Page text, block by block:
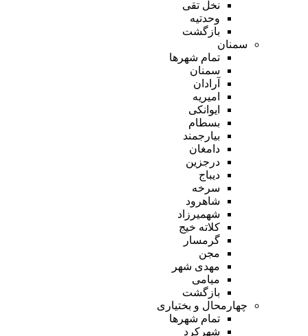
نخل تقی
وحدتیه
بازگشت
سمنان
تمام شهر‌ها
سمنان
آرادان
امیریه
ایوانکی
بسطام
بیارجمند
دامغان
درجزین
دیباج
سرخه
شاهرود
شهمیرزاد
کلاته خیج
گرمسار
مجن
مهدی شهر
میامی
بازگشت
چهارمحال و بختیاری
تمام شهر‌ها
شهرکرد